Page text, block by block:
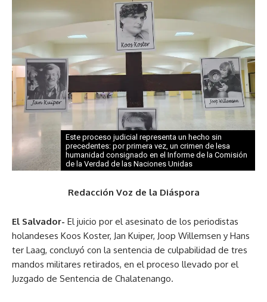
Este proceso judicial representa un hecho sin
precedentes: por primera vez, un crimen de lesa
humanidad consignado en el Informe de la Comisión
de la Verdad de las Naciones Unidas
Redacción Voz de la Diáspora
El Salvador- El juicio por el asesinato de los periodistas
holandeses Koos Koster, Jan Kuiper, Joop Willemsen y Hans
ter Laag, concluyó con la sentencia de culpabilidad de tres
mandos militares retirados, en el proceso llevado por el
Juzgado de Sentencia de Chalatenango.